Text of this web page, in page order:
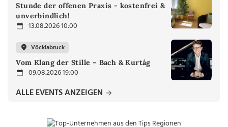
Stunde der offenen Praxis - kostenfrei &
unverbindlich!
13.08.2026 10:00
Vöcklabruck
Vom Klang der Stille – Bach & Kurtág
09.08.2026 19:00
ALLE EVENTS ANZEIGEN